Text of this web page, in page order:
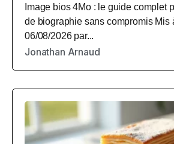
Image bios 4Mo : le guide complet
de biographie sans compromis Mis
06/08/2026 par...
Jonathan Arnaud